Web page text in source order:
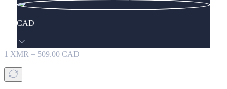
CAD
1 XMR = 509.00 CAD